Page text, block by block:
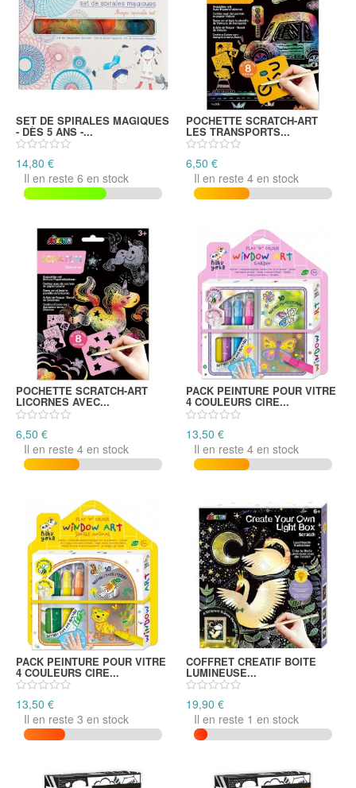
SET DE SPIRALES MAGIQUES
- DÈS 5 ANS -...
14,80 €
Il en reste 6 en stock
POCHETTE SCRATCH-ART
LES TRANSPORTS...
6,50 €
Il en reste 4 en stock
POCHETTE SCRATCH-ART
LICORNES AVEC...
6,50 €
Il en reste 4 en stock
PACK PEINTURE POUR VITRE
4 COULEURS CIRE...
13,50 €
Il en reste 4 en stock
PACK PEINTURE POUR VITRE
4 COULEURS CIRE...
13,50 €
Il en reste 3 en stock
COFFRET CREATIF BOITE
LUMINEUSE...
19,90 €
Il en reste 1 en stock